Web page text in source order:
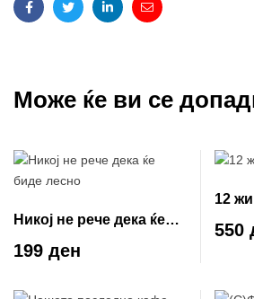
FacebookTwitterLinkedinEmail
Може ќе ви се
Никој не рече дека ќе
биде лесно
199 ден
12
550